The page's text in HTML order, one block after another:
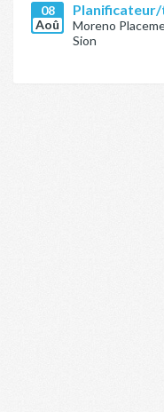
08
Aoû
Moreno
Sion